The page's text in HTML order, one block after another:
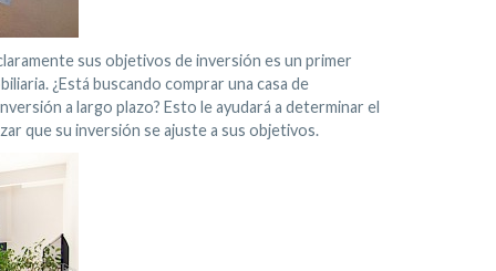
sus objetivos de inversión es un primer
¿Está buscando comprar una casa de
a largo plazo? Esto le ayudará a determinar el
que su inversión se ajuste a sus objetivos.